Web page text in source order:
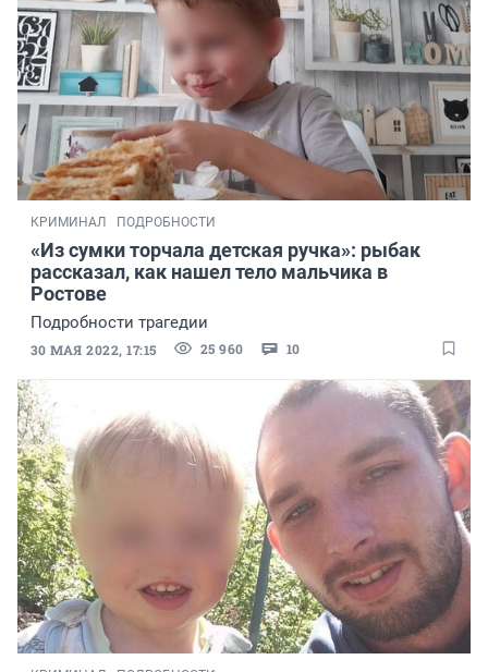
КРИМИНАЛ ПОДРОБНОСТИ
«Из сумки торчала детская ручка»: рыбак
рассказал, как нашел тело мальчика в
Ростове
Подробности трагедии
30 МАЯ 2022, 17:15 25 960 10